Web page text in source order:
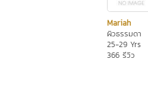
Mariah
ผิวธรรมดา
25-29 Yrs
366 รีวิว